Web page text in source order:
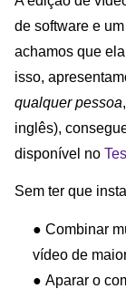
de software e
achamos que
isso,
qualquer pessoa
inglês),
disponível no
Sem ter que
● Combinar
vídeo de
● Aparar o